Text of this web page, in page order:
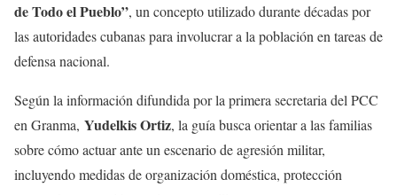
de Todo el Pueblo”, un concepto utilizado durante décadas por
las autoridades cubanas para involucrar a la población en tareas de
defensa nacional.
Según la información difundida por la primera secretaria del PCC
en Granma, Yudelkis Ortiz, la guía busca orientar a las familias
sobre cómo actuar ante un escenario de agresión militar,
incluyendo medidas de organización doméstica, protección